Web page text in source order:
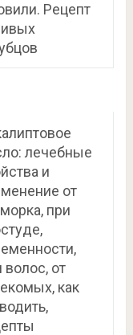
Рецепт
лечебные
и
от
при
волос, от
как